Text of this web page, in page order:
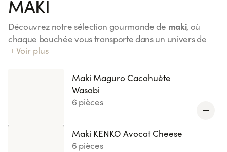
MAKI
Découvrez notre sélection gourmande de maki, où
chaque bouchée vous transporte dans un univers de
saveurs uniques. Du classique
par l'harmonie parfaite entre ingrédients frais et
textures délicates. Chaque recette est une création
originale revisitée par nos chefs.
et offrez-vous une expérience
culinaire raffinée et créative.
Voir plus
Maki Maguro Cacahuète
Wasabi
6 pièces
Maki KENKO Avocat Cheese
6 pièces